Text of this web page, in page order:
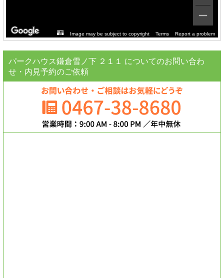
Image may be subject to copyright Terms Report a problem
パークハウス鎌倉雪ノ下 ２１１ についてのお問い合わ
せ・内見予約のご依頼